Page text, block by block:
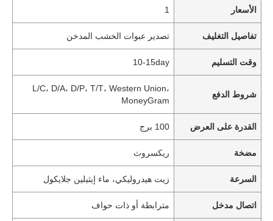
الأسعار 1
تفاصيل التغليف تصدير عبوات الخشب المدخن
وقت التسليم 10-15day
شروط الدفع
L/C، D/A، D/P، T/T، Western Union،
MoneyGram
القدرة على العرض 100 برج
مضخة ريكسروث
السرعة زيت هيدروليكي، ماء إيثيلين جلايكول
اتصال مدخل مترابطة أو ذات حواف